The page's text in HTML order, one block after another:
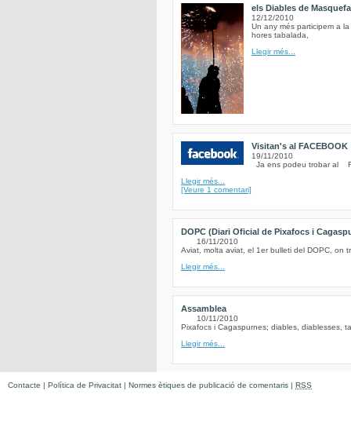
els Diables de
12/12/2010
Un any més participem a
hores tabalada,
Llegir més...
Visitan's al FACEBOOK
19/11/2010
Ja ens podeu trobar al
Llegir més...
[Veure 1 comentari]
DOPC (Diari Oficial de Pixafocs i
16/11/2010
Aviat, molta aviat, el 1er bulleti del DOPC, on
Llegir més...
Assamblea
10/11/2010
Pixafocs i Cagaspurnes; diables, diablesses,
Llegir més...
Contacte | Política de Privacitat | Normes ètiques de publicació de comentaris | RSS